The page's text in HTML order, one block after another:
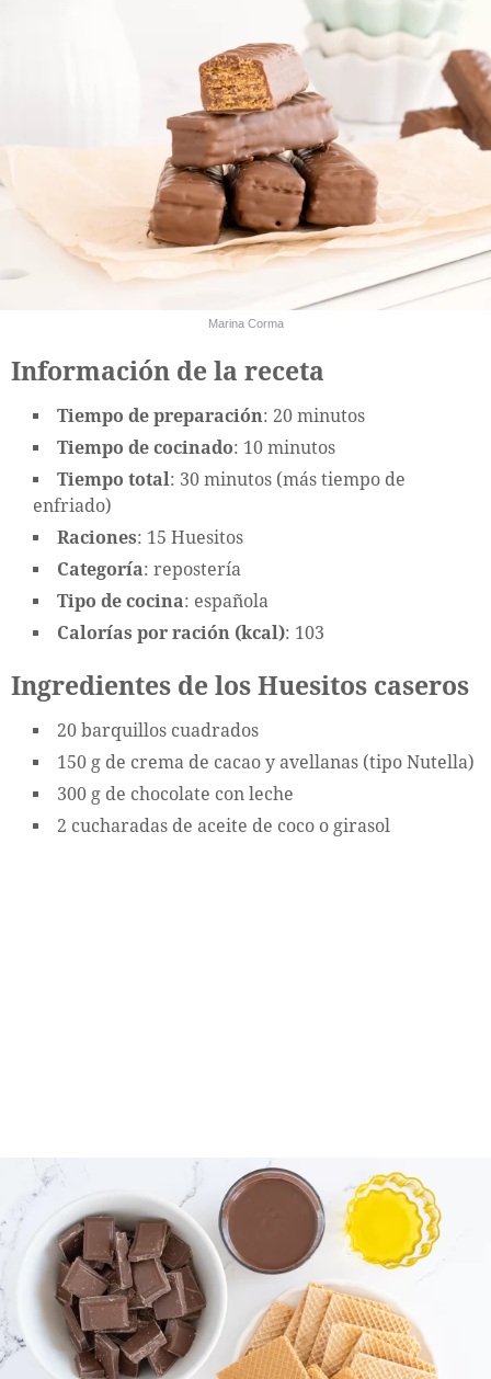
Marina Corma
Información de la receta
Tiempo de preparación: 20 minutos
Tiempo de cocinado: 10 minutos
Tiempo total: 30 minutos (más tiempo de
enfriado)
Raciones: 15 Huesitos
Categoría: repostería
Tipo de cocina: española
Calorías por ración (kcal): 103
Ingredientes de los Huesitos caseros
20 barquillos cuadrados
150 g de crema de cacao y avellanas (tipo Nutella)
300 g de chocolate con leche
2 cucharadas de aceite de coco o girasol